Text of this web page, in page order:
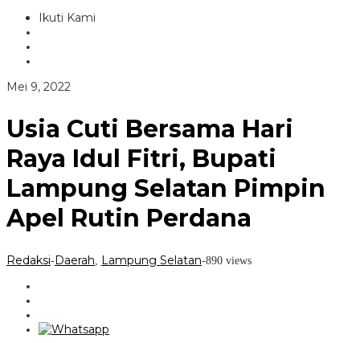
Pimpin
Apel
Perdana
Ikuti Kami
Mei 9, 2022
Usia Cuti Bersama Hari
Raya Idul Fitri, Bupati
Lampung Selatan Pimpin
Apel Rutin Perdana
Redaksi-Daerah Lampung Selatan-890 views